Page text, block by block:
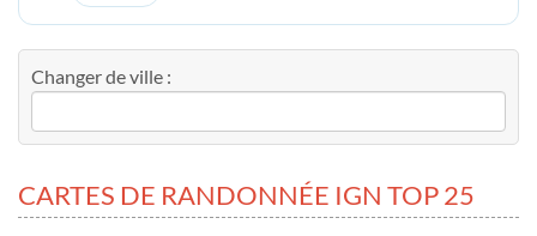
Changer de ville :
CARTES DE RANDONNÉE IGN TOP 25